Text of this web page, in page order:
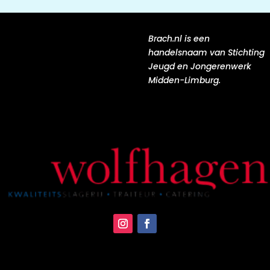
Brach.nl is een
handelsnaam van Stichting
Jeugd en Jongerenwerk
Midden-Limburg.